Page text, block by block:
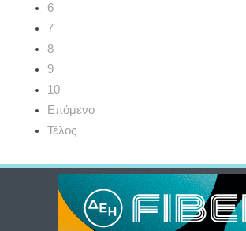
6
7
8
9
10
Επόμενο
Τέλος